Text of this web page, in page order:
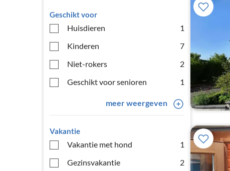
Geschikt voor
Huisdieren
1
Kinderen
7
Niet-rokers
2
Geschikt voor senioren
1
meer weergeven
Vakantie
Vakantie met hond
1
Gezinsvakantie
2